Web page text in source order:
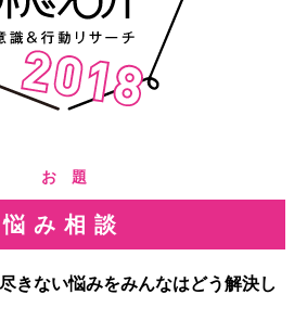
お 題
悩み相談
きない悩みをみんなはどう解決し